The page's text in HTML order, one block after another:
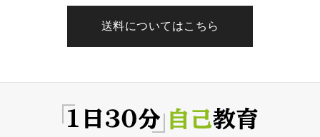
送料についてはこちら